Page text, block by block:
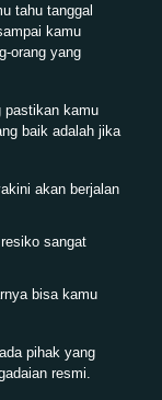
tahu tanggal
kamu
orang yang
pastikan kamu
baik adalah jika
akan berjalan
sangat
bisa kamu
pihak yang
resmi.